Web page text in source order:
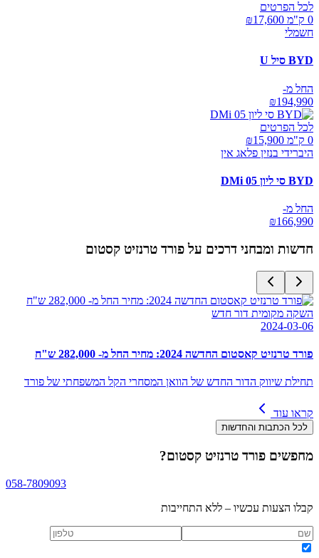
לכל הפרטים
0 ק"מ ₪
17,600
חשמלי
BYD סיל U
החל מ-
₪194,990
לכל הפרטים
0 ק"מ ₪
15,900
היברידי בנזין פלאג אין
BYD סי ליון 05 DMi
החל מ-
₪166,990
חדשות ומבחני דרכים על פורד טרנזיט קסטום
השקה מקומית דור חדש
2024-03-06
פורד טרנזיט קאסטום החדשה 2024: מחיר החל מ- 282,000 ש"ח
תחילת שיווק הדור החדש של הוואן המסחרי הקל המשפחתי של פורד
קראו עוד
לכל הכתבות והחדשות
מחפשים פורד טרנזיט קסטום?
058-7809093
קבלו הצעות עכשיו – ללא התחייבות